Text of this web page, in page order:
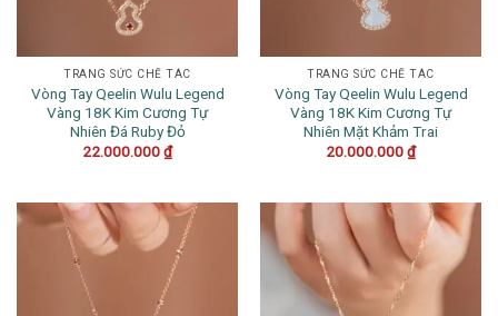
TRANG SỨC CHẾ TÁC
Vòng Tay Qeelin Wulu Legend
Vàng 18K Kim Cương Tự
Nhiên Đá Ruby Đỏ
22.000.000₫
TRANG SỨC CHẾ TÁC
Vòng Tay Qeelin Wulu Legend
Vàng 18K Kim Cương Tự
Nhiên Mặt Khảm Trai
20.000.000₫